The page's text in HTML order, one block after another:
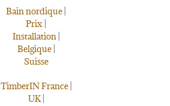
Bain nordique
Prix
Installation
Belgique|
Suisse
TimberIN France|
UK|